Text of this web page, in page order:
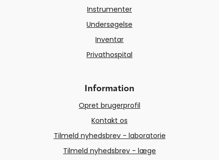
Instrumenter
Undersøgelse
Inventar
Privathospital
Information
Opret brugerprofil
Kontakt os
Tilmeld nyhedsbrev - laboratorie
Tilmeld nyhedsbrev - læge